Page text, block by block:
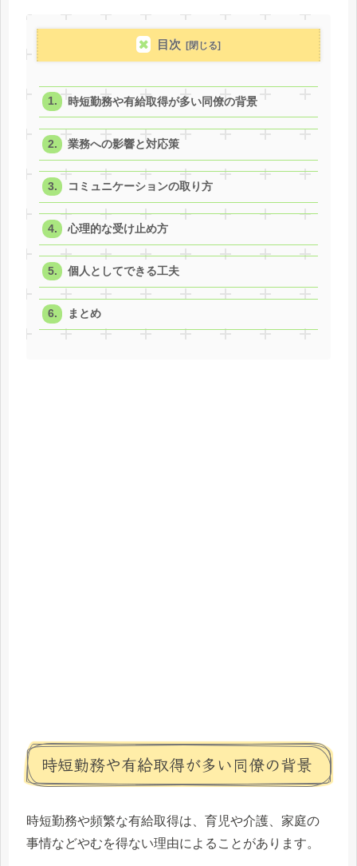
目次
時短勤務や有給取得が多い同僚の背景
業務への影響と対応策
コミュニケーションの取り方
心理的な受け止め方
個人としてできる工夫
まとめ
時短勤務や有給取得が多い同僚の背景
時短勤務や頻繁な有給取得は、育児や介護、家庭の
事情などやむを得ない理由によることがあります。